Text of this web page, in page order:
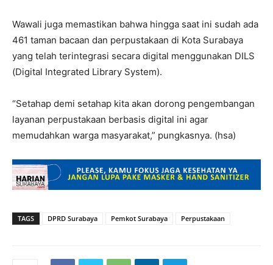
Wawali juga memastikan bahwa hingga saat ini sudah ada
461 taman bacaan dan perpustakaan di Kota Surabaya
yang telah terintegrasi secara digital menggunakan DILS
(Digital Integrated Library System).
“Setahap demi setahap kita akan dorong pengembangan
layanan perpustakaan berbasis digital ini agar
memudahkan warga masyarakat,” pungkasnya. (hsa)
TAGS DPRD Surabaya Pemkot Surabaya Perpustakaan